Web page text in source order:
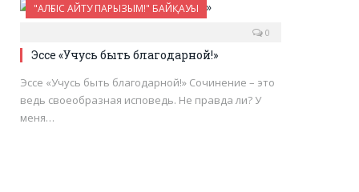
"АЛҒЫС АЙТУ ПАРЫЗЫМ!" БАЙҚАУЫ
0
Эссе «Учусь быть благодарной!»
Эссе «Учусь быть благодарной!» Сочинение – это
ведь своеобразная исповедь. Не правда ли? У
меня…